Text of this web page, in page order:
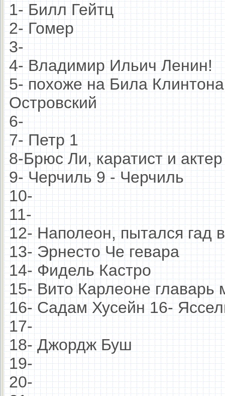
1- Билл Гейтц
2- Гомер
3-
4- Владимир Ильич Ленин!
5- похоже на Била
Островский
6-
7- Петр 1
8-Брюс Ли, каратист и
9- Черчиль 9 - Черчиль
10-
11-
12- Наполеон, пытался гад
13- Эрнесто Че гевара
14- Фидель Кастро
15- Вито Карлеоне
16- Садам Хусейн 16-
17-
18- Джордж Буш
19-
20-